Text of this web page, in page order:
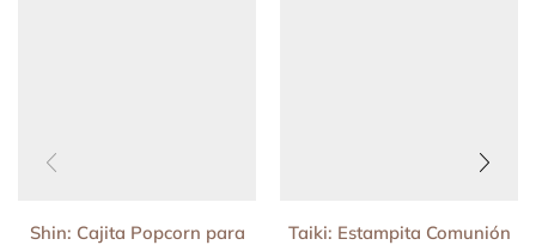
Shin: Cajita Popcorn para
Taiki: Estampita Comunión